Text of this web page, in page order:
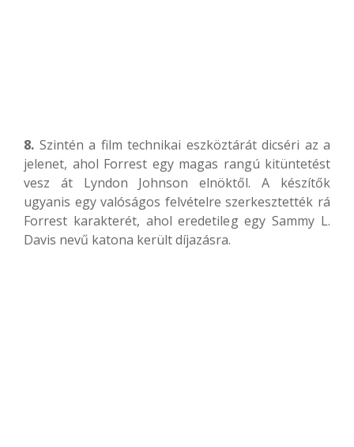
8. Szintén a film technikai eszköztárát dicséri az a
jelenet, ahol Forrest egy magas rangú kitüntetést
vesz át Lyndon Johnson elnöktől. A készítők
ugyanis egy valóságos felvételre szerkesztették rá
Forrest karakterét, ahol eredetileg egy Sammy L.
Davis nevű katona került díjazásra.